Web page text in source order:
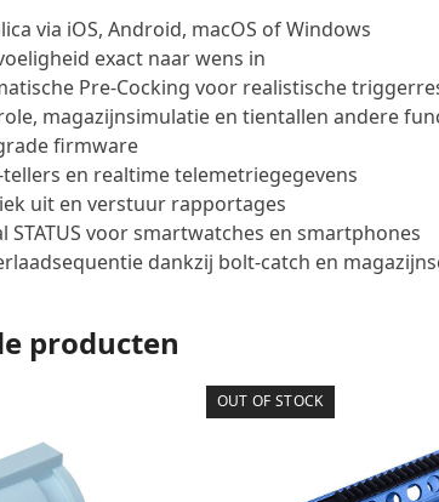
via iOS, Android, macOS of Windows
exact naar wens in
Pre-Cocking voor realistische
magazijnsimulatie en tientallen andere
firmware
en realtime telemetriegegevens
uit en verstuur rapportages
STATUS voor smartwatches en smartphones
dankzij bolt-catch en
producten
OUT OF STOCK